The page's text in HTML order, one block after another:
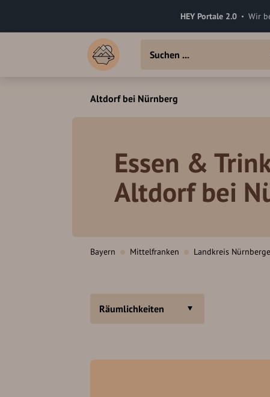
HEY Portale 2.0 Wir
Altdorf bei Nürnberg
Essen &
Altdorf bei
Bayern Mittelfranken Landkreis
Räumlichkeiten